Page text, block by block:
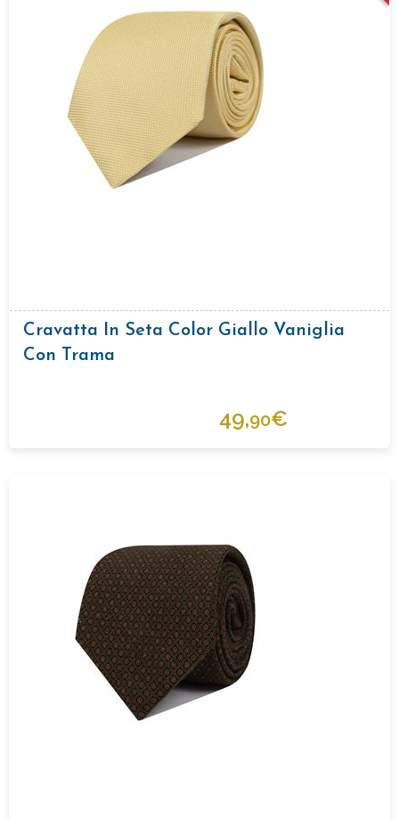
Cravatta In Seta Color Giallo Vaniglia
Con Trama
49,90€